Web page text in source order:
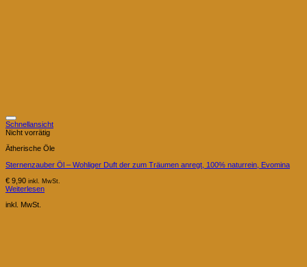
Schnellansicht
Nicht vorrätig
Ätherische Öle
Sternenzauber Öl – Wohliger Duft der zum Träumen anregt, 100% naturrein, Evomina
€ 9,90 inkl. MwSt.
Weiterlesen
inkl. MwSt.